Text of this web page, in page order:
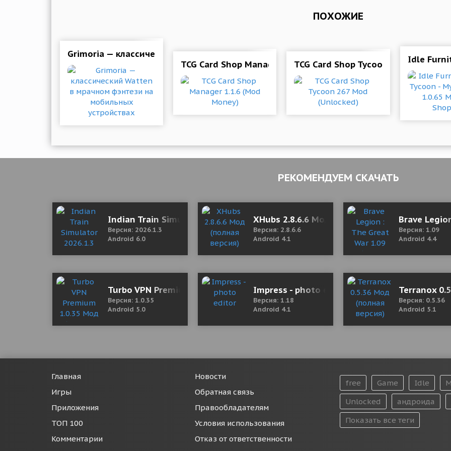
ПОХОЖИЕ
Grimoria — классический Watten в мрачном фэнтези на мобильных устройствах
TCG Card Shop Manager 1.1.6 (Mod Money)TCG Card Shop Tycoon 267 Mod
Idle
РЕКОМЕНДУЕМ СКАЧАТЬ
Indian Train Simulator 2026.1.3 Mod (Unlimited Money)
Версия: 2026.1.3
Android 6.0
XHubs 2.8.6.6 Мод (полная версия)
Версия: 2.8.6.6
Android 4.1
Brave
Версия: 1.09
Android 4.4
Turbo VPN Premium 1.0.35 Мод (полная версия)
Версия: 1.0.35
Android 5.0
Impress - photo editor
Версия: 1.18
Android 4.1
Terranox
Версия: 0.5.36
Android 5.1
Главная
Игры
Приложения
ТОП 100
Комментарии
Новости
Обратная связь
Правообладателям
Условия использования
Отказ от ответственности
free Game Idle
Unlocked
андроида
Показать все теги